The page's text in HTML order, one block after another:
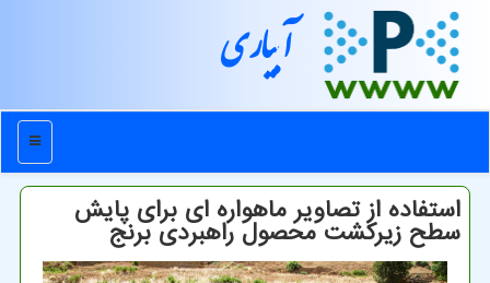
آبیاری
منو
استفاده از تصاویر ماهواره ای برای پایش
سطح زیرکشت محصول راهبردی برنج